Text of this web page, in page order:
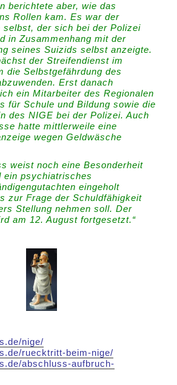
berichtete aber, wie das
Rollen kam. Es war der
selbst, der sich bei der Polizei
in Zusammenhang mit der
seines Suizids selbst anzeigte.
der Streifendienst im
die Selbstgefährdung des
Erst danach
ein Mitarbeiter des Regionalen
für Schule und Bildung sowie die
des NIGE bei der Polizei. Auch
hatte mittlerweile eine
wegen Geldwäsche
weist noch eine Besonderheit
ein psychiatrisches
eingeholt
zur Frage der Schuldfähigkeit
Stellung nehmen soll. Der
am 12. August fortgesetzt.“
nige/
ruecktritt-beim-nige/
abschluss-aufbruch-